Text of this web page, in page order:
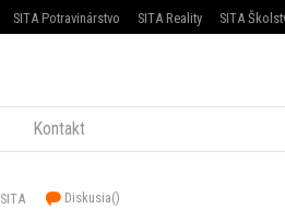
SITA Potravinárstvo SITA Reality SITA
Kontakt
SITA Diskusia()